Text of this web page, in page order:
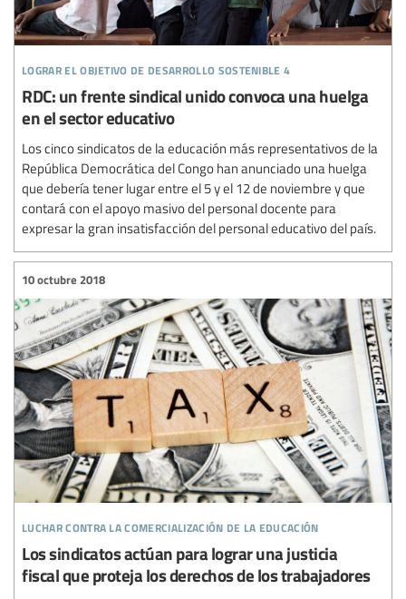
lograr el objetivo de desarrollo sostenible 4
RDC: un frente sindical unido convoca una huelga
en el sector educativo
Los cinco sindicatos de la educación más representativos de la
República Democrática del Congo han anunciado una huelga
que debería tener lugar entre el 5 y el 12 de noviembre y que
contará con el apoyo masivo del personal docente para
expresar la gran insatisfacción del personal educativo del país.
luchar contra la comercialización de la educación
10 octubre 2018
Los sindicatos actúan para lograr una justicia
fiscal que proteja los derechos de los trabajadores